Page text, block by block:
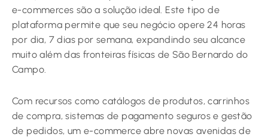
e-commerces são a solução ideal. Este tipo de
plataforma permite que seu negócio opere 24 horas
por dia, 7 dias por semana, expandindo seu alcance
muito além das fronteiras físicas de São Bernardo do
Campo.
Com recursos como catálogos de produtos, carrinhos
de compra, sistemas de pagamento seguros e gestão
de pedidos, um e-commerce abre novas avenidas de